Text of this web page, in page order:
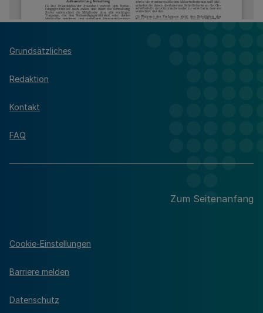
Grundsätzliches
Redaktion
Kontakt
FAQ
Zum Seitenanfang
Cookie-Einstellungen
Barriere melden
Datenschutz